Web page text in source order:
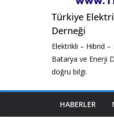
Türkiye
Derneği
Elektrikli – Hibrid
Batarya ve Enerji
doğru bilgi.
HABERLER